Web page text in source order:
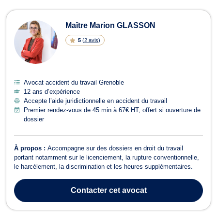
Maître Marion GLASSON
5 (2 avis)
Avocat accident du travail Grenoble
12 ans d’expérience
Accepte l’aide juridictionnelle en accident du travail
Premier rendez-vous de 45 min à 67€ HT, offert si ouverture de
dossier
À propos : Accompagne sur des dossiers en droit du travail
portant notamment sur le licenciement, la rupture conventionnelle,
le harcèlement, la discrimination et les heures supplémentaires.
Contactercet avocat